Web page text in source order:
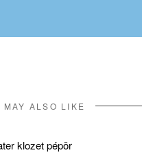
MAY ALSO LIKE
klozet pépör